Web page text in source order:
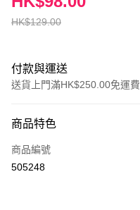
HK$129.00
付款與運送
送貨上門滿HK$250.00免運費
信用卡
Apple Pay
商品特色
商品編號
505248